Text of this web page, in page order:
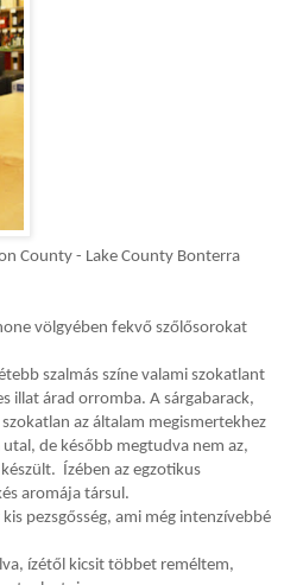
County - Lake County Bonterra
völgyében fekvő szőlősorokat
szalmás színe valami szokatlant
illat árad orromba. A sárgabarack,
az általam megismertekhez
de később megtudva nem az,
Ízében az egzotikus
aromája társul.
pezsgősség, ami még intenzívebbé
ízétől kicsit többet reméltem,